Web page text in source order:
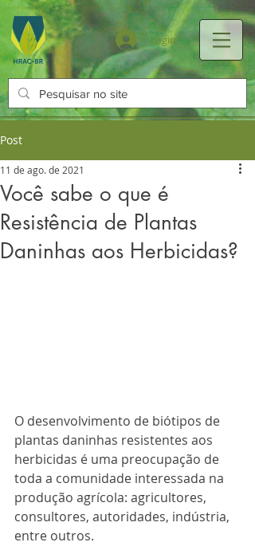
Login
Post
Você sabe o que é
Resistência de Plantas
Daninhas aos Herbicidas?
11 de ago. de 2021
O desenvolvimento de biótipos de
plantas daninhas resistentes aos
herbicidas é uma preocupação de
toda a comunidade interessada na
produção agrícola: agricultores,
consultores, autoridades, indústria,
entre outros.